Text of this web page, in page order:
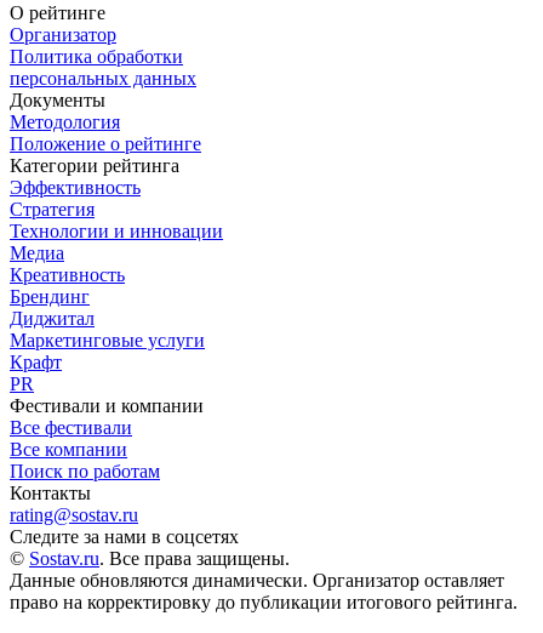
О рейтинге
Организатор
Политика обработки
персональных данных
Документы
Методология
Положение о рейтинге
Категории рейтинга
Эффективность
Стратегия
Технологии и инновации
Медиа
Креативность
Брендинг
Диджитал
Маркетинговые услуги
Крафт
PR
Фестивали и компании
Все фестивали
Все компании
Поиск по работам
Контакты
rating@sostav.ru
Следите за нами в соцсетях
© Sostav.ru. Все права защищены.
Данные обновляются динамически. Организатор оставляет
право на корректировку до публикации итогового рейтинга.